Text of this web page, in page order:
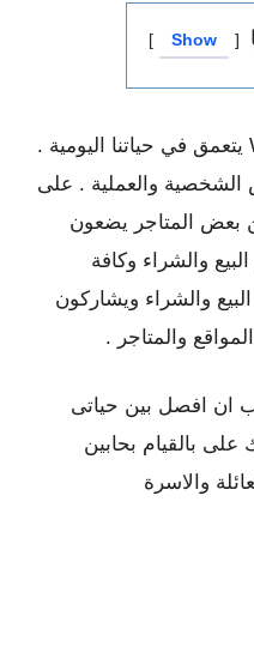
Show
اصبح الان واتساب WhatsApp يتعمق في حياتنا اليومية .
الشخصية والعملية . على
بعض المتاجر يضعون
والشراء وكافة
والشراء ويشاركون
والمتاجر .
ان افصل بين حياتى
بالقيام بحابين
والاسرة